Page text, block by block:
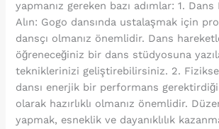
yapmanız gereken bazı adımlar: 1.
Alın: Gogo dansında ustalaşmak için
dansçı olmanız önemlidir. Dans
öğreneceğiniz bir dans stüdyosuna
tekniklerinizi geliştirebilirsiniz. 2. Fiziksel
dansı enerjik bir performans
olarak hazırlıklı olmanız önemlidir.
yapmak, esneklik ve dayanıklılık